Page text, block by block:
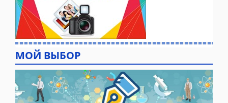
МОЙ ВЫБОР